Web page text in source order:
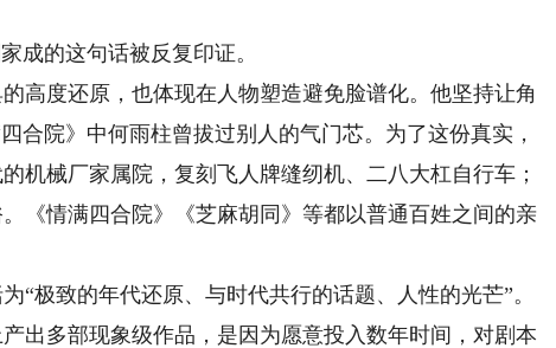
的这句话被反复印证。
度还原，也体现在人物塑造避免脸谱化。他坚持让角
合院》中何雨柱曾拔过别人的气门芯。为了这份真实，
机械厂家属院，复刻飞人牌缝纫机、二八大杠自行车；
《情满四合院》《芝麻胡同》等都以普通百姓之间的亲
致的年代还原、与时代共行的话题、人性的光芒”。
出多部现象级作品，是因为愿意投入数年时间，对剧本